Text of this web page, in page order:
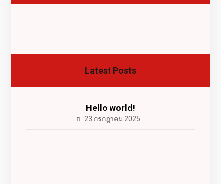
Latest Posts
Hello world!
23 กรกฎาคม 2025